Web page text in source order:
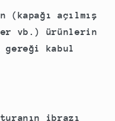
(kapağı açılmış
vb.) ürünlerin
kabul
ibrazı